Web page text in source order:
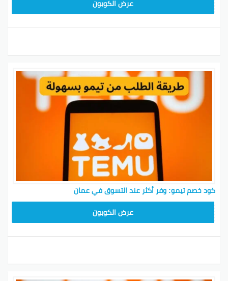
عرض الكوبون
كود خصم تيمو: وفر أكثر عند التسوق في عمان
عرض الكوبون